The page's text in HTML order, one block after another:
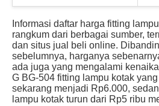
Informasi daftar harga fitting
rangkum dari berbagai sumber,
dan situs jual beli online.
sebelumnya, harganya
ada juga yang mengalami
G BG-504 fitting lampu kotak
sekarang menjadi Rp6.000,
lampu kotak turun dari Rp5 ribu